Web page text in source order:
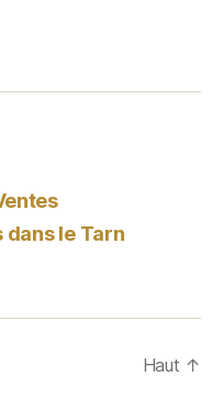
dans le Tarn
Haut ↑